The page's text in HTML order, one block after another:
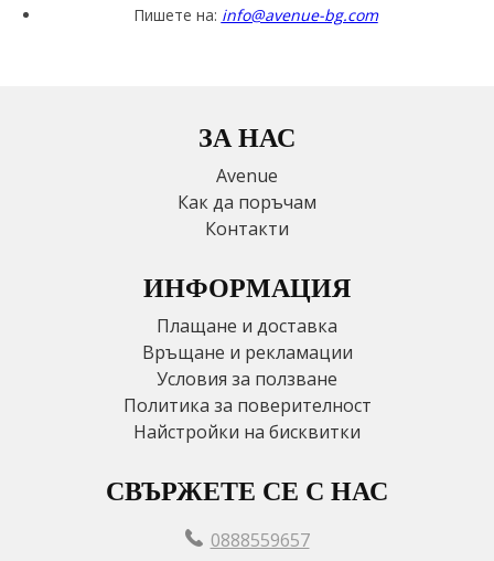
Пишете на: info@avenue-bg.com
ЗА НАС
Avenue
Как да поръчам
Контакти
ИНФОРМАЦИЯ
Плащане и доставка
Връщане и рекламации
Условия за ползване
Политика за поверителност
Найстройки на бисквитки
СВЪРЖЕТЕ СЕ С НАС
0888559657